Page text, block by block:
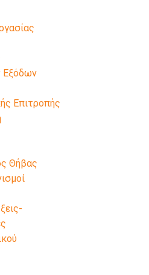
Εξόδων
Επιτροπής
Θήβας